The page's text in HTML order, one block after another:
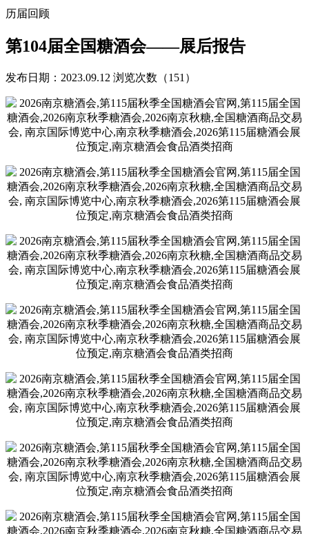
历届回顾
第104届全国糖酒会——展后报告
发布日期：2023.09.12 浏览次数（151）